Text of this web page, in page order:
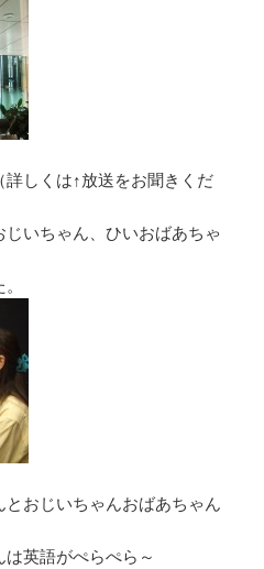
しくは↑放送をお聞きくだ
いちゃん、ひいおばあちゃ
おじいちゃんおばあちゃん
英語がぺらぺら～